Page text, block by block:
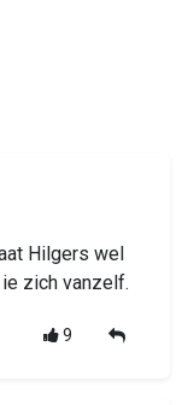
Hilgers wel
zich vanzelf.
9